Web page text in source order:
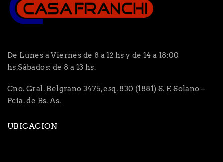
De Lunes a Viernes de 8 a 12 hs y de 14 a 18:00
hs.Sábados: de 8 a 13 hs.
Cno. Gral. Belgrano 3475, esq. 830 (1881) S. F. Solano –
Pcia. de Bs. As.
UBICACION